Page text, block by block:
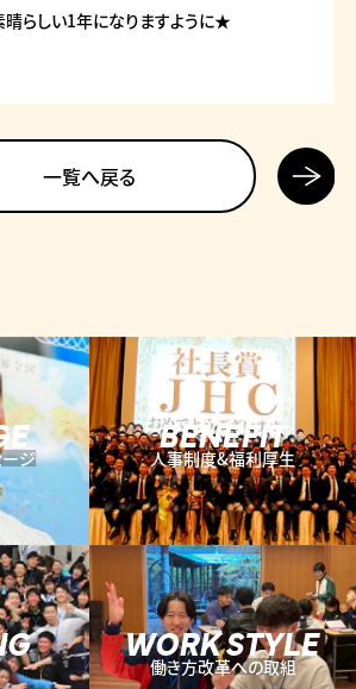
晴らしい1年になりますように★
一覧へ戻る
次の記
事へ
ジ
BENEFIT
人事制度&福利厚生
WORK STYLE
働き方改革への取組